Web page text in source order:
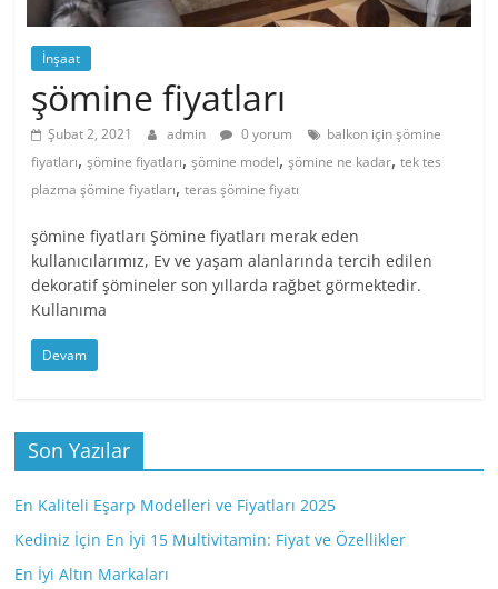
İnşaat
şömine fiyatları
Şubat 2, 2021 admin 0 yorum
balkon için şömine
fiyatları,şömine fiyatları,şömine model,şömine ne kadar,tek tes
plazma şömine fiyatları,teras şömine fiyatı
şömine fiyatları Şömine fiyatları merak eden
kullanıcılarımız, Ev ve yaşam alanlarında tercih edilen
dekoratif şömineler son yıllarda rağbet görmektedir.
Kullanıma
Devam
Son Yazılar
En Kaliteli Eşarp Modelleri ve Fiyatları 2025
Kediniz İçin En İyi 15 Multivitamin: Fiyat ve Özellikler
En İyi Altın Markaları